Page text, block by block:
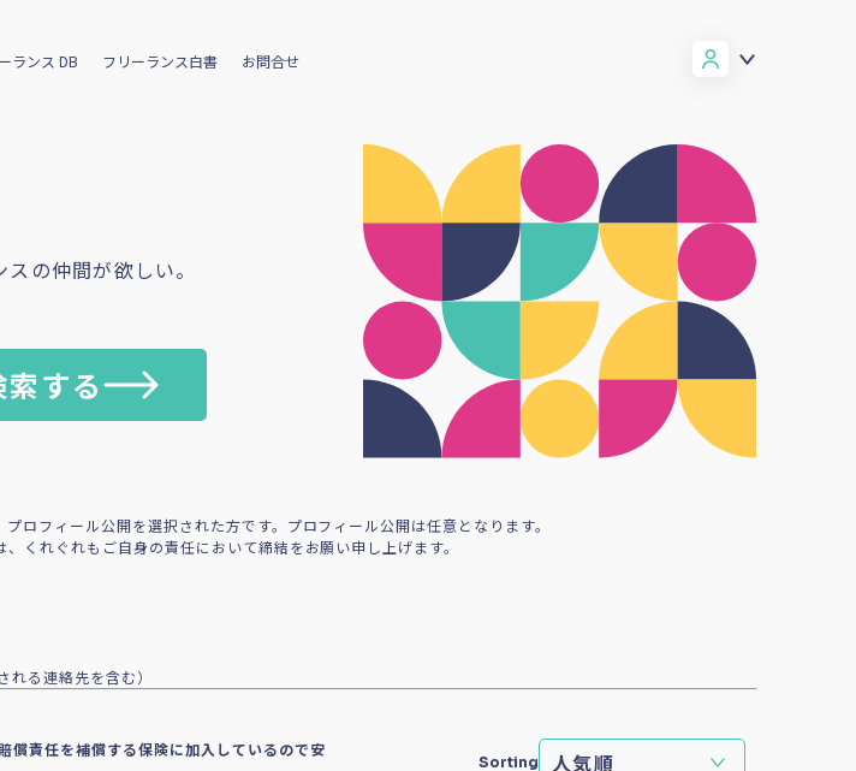
ランス DB フリーランス白書 お問合せ
の仲間が欲しい。
索する
フィール公開を選択された方です。プロフィール公開は任意となります。
くれぐれもご自身の責任において締結をお願い申し上げます。
る連絡先を含む）
償責任を補償する保険に加入しているので安
Sorting